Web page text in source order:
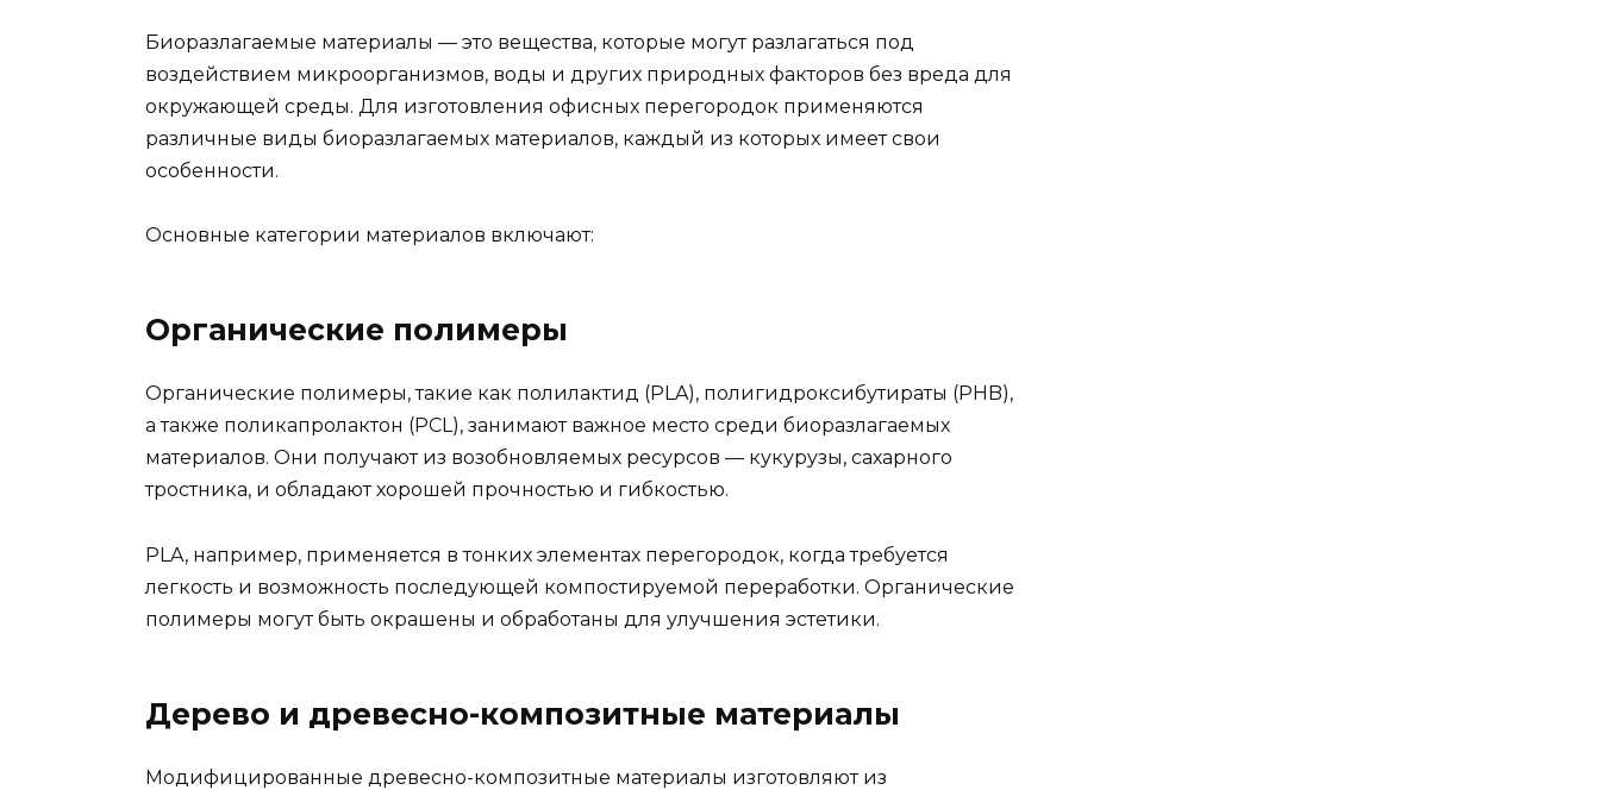
Биоразлагаемые материалы — это вещества, которые могут разлагаться под
воздействием микроорганизмов, воды и других природных факторов без вреда для
окружающей среды. Для изготовления офисных перегородок применяются
различные виды биоразлагаемых материалов, каждый из которых имеет свои
особенности.
Основные категории материалов включают:
Органические полимеры
Органические полимеры, такие как полилактид (PLA), полигидроксибутираты (PHB),
а также поликапролактон (PCL), занимают важное место среди биоразлагаемых
материалов. Они получают из возобновляемых ресурсов — кукурузы, сахарного
тростника, и обладают хорошей прочностью и гибкостью.
PLA, например, применяется в тонких элементах перегородок, когда требуется
легкость и возможность последующей компостируемой переработки. Органические
полимеры могут быть окрашены и обработаны для улучшения эстетики.
Дерево и древесно-композитные материалы
Модифицированные древесно-композитные материалы изготовляют из